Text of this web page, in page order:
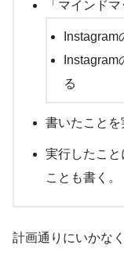
「マインド
る
書いたことを
実行したこ
ことも書く。
計画通りにいかな